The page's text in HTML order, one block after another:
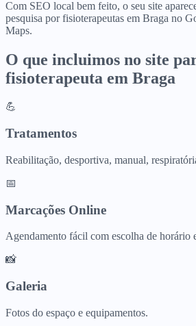
Com SEO local bem feito, o seu site
pesquisa por fisioterapeutas em Braga no
Maps.
O que incluimos no site
fisioterapeuta em Braga
💪
Tratamentos
Reabilitação, desportiva, manual,
📅
Marcações Online
Agendamento fácil com escolha de horário
📸
Galeria
Fotos do espaço e equipamentos.